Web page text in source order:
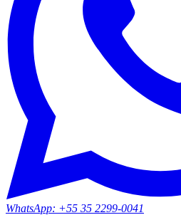
WhatsApp: +55 35 2299-0041